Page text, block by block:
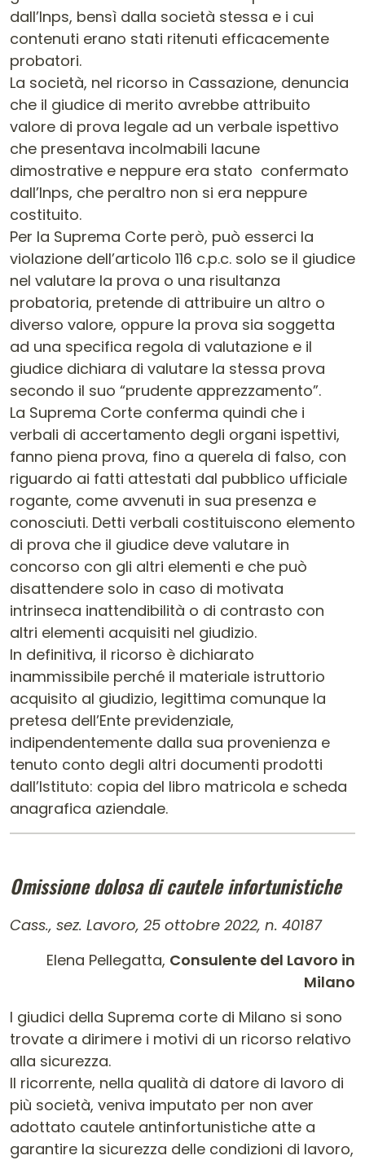
dall’Inps, bensì dalla società stessa e i cui
contenuti erano stati ritenuti efficacemente
probatori.
La società, nel ricorso in Cassazione, denuncia
che il giudice di merito avrebbe attribuito
valore di prova legale ad un verbale ispettivo
che presentava incolmabili lacune
dimostrative e neppure era stato confermato
dall’Inps, che peraltro non si era neppure
costituito.
Per la Suprema Corte però, può esserci la
violazione dell’articolo 116 c.p.c. solo se il giudice
nel valutare la prova o una risultanza
probatoria, pretende di attribuire un altro o
diverso valore, oppure la prova sia soggetta
ad una specifica regola di valutazione e il
giudice dichiara di valutare la stessa prova
secondo il suo “prudente apprezzamento”.
La Suprema Corte conferma quindi che i
verbali di accertamento degli organi ispettivi,
fanno piena prova, fino a querela di falso, con
riguardo ai fatti attestati dal pubblico ufficiale
rogante, come avvenuti in sua presenza e
conosciuti. Detti verbali costituiscono elemento
di prova che il giudice deve valutare in
concorso con gli altri elementi e che può
disattendere solo in caso di motivata
intrinseca inattendibilità o di contrasto con
altri elementi acquisiti nel giudizio.
In definitiva, il ricorso è dichiarato
inammissibile perché il materiale istruttorio
acquisito al giudizio, legittima comunque la
pretesa dell’Ente previdenziale,
indipendentemente dalla sua provenienza e
tenuto conto degli altri documenti prodotti
dall’Istituto: copia del libro matricola e scheda
anagrafica aziendale.
Omissione dolosa di cautele infortunistiche
Cass., sez. Lavoro, 25 ottobre 2022, n. 40187
Elena Pellegatta, Consulente del Lavoro in
Milano
I giudici della Suprema corte di Milano si sono
trovate a dirimere i motivi di un ricorso relativo
alla sicurezza.
Il ricorrente, nella qualità di datore di lavoro di
più società, veniva imputato per non aver
adottato cautele antinfortunistiche atte a
garantire la sicurezza delle condizioni di lavoro,